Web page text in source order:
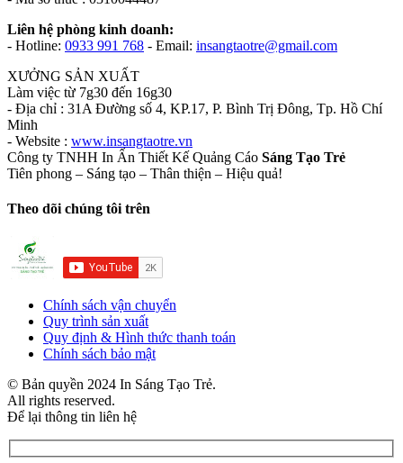
Liên hệ phòng kinh doanh:
- Hotline: 0933 991 768 - Email: insangtaotre@gmail.com
XƯỞNG SẢN XUẤT
Làm việc từ 7g30 đến 16g30
- Địa chỉ : 31A Đường số 4, KP.17, P. Bình Trị Đông, Tp. Hồ Chí
Minh
- Website : www.insangtaotre.vn
Công ty TNHH In Ấn Thiết Kế Quảng Cáo Sáng Tạo Trẻ
Tiên phong – Sáng tạo – Thân thiện – Hiệu quả!
Theo dõi chúng tôi trên
Chính sách vận chuyển
Quy trình sản xuất
Quy định & Hình thức thanh toán
Chính sách bảo mật
© Bản quyền 2024 In Sáng Tạo Trẻ.
All rights reserved.
Để lại thông tin liên hệ